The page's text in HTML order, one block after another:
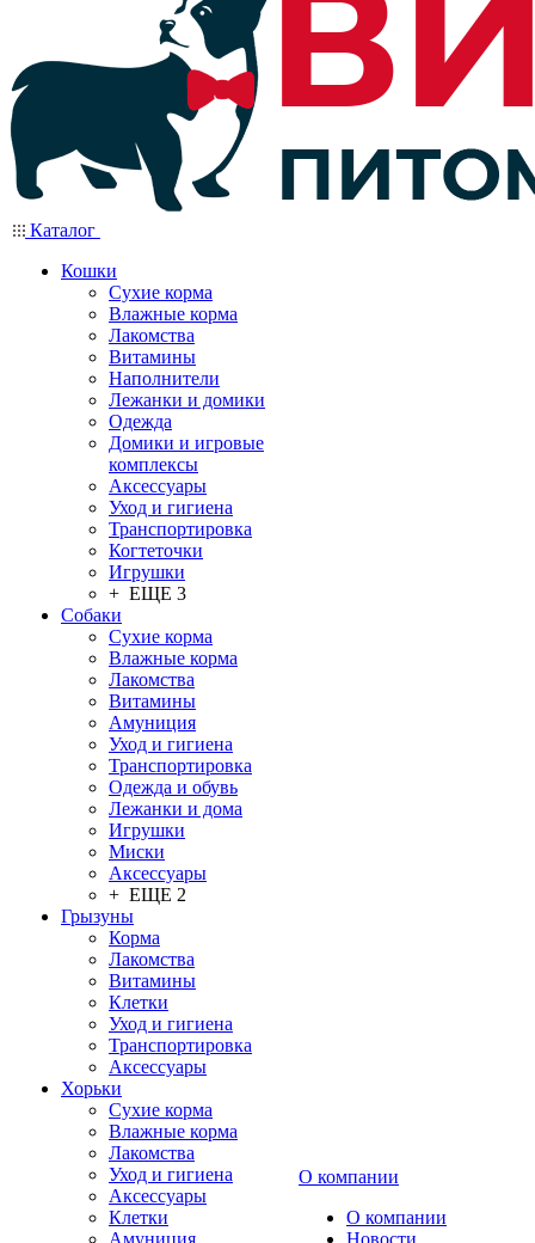
Каталог
Кошки
Сухие корма
Влажные корма
Лакомства
Витамины
Наполнители
Лежанки и домики
Одежда
Домики и игровые
комплексы
Аксессуары
Уход и гигиена
Транспортировка
Когтеточки
Игрушки
+ ЕЩЕ 3
Собаки
Сухие корма
Влажные корма
Лакомства
Витамины
Амуниция
Уход и гигиена
Транспортировка
Одежда и обувь
Лежанки и дома
Игрушки
Миски
Аксессуары
+ ЕЩЕ 2
Грызуны
Корма
Лакомства
Витамины
Клетки
Уход и гигиена
Транспортировка
Аксессуары
Хорьки
Сухие корма
Влажные корма
Лакомства
Уход и гигиена
Аксессуары
Клетки
Амуниция
О компании
О компании
Новости